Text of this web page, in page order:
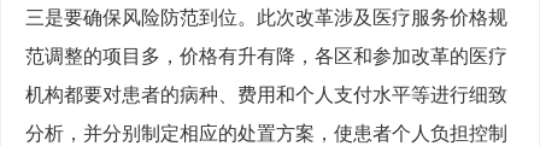
三是要确保风险防范到位。此次改革涉及医疗服务价格规
范调整的项目多，价格有升有降，各区和参加改革的医疗
机构都要对患者的病种、费用和个人支付水平等进行细致
分析，并分别制定相应的处置方案，使患者个人负担控制